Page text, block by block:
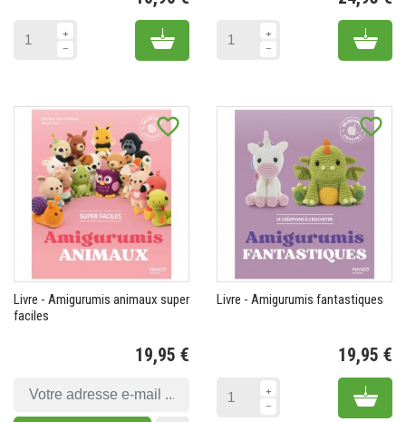
Add to cart Add
favorite_border
Livre - Amigurumis animaux super
faciles
19,95 €
favorite_border
Livre - Amigurumis fantastiques
19,95 €
Add